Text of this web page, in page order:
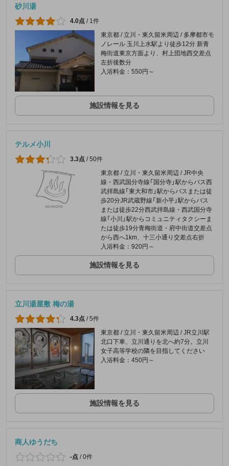
砂川湯
4.0点 / 1件
東京都 / 立川・東久留米周辺 / 多摩都市モ
ノレール 玉川上水駅より徒歩12分 新青
梅街道東京方面より、村上団地西交差点
左折後数分
入浴料金：550円～
施設情報を見る
テルメ小川
3.3点 /50件
東京都 / 立川・東久留米周辺 / JR中央
線・西武国分寺線「国分寺」駅からバス西
武拝島線「東大和市」駅からバスまたは徒
歩20分JR武蔵野線「新小平」駅からバス
または徒歩22分西武拝島線・西武国分寺
線「小川」駅からコミュニティタクシーま
たは徒歩19分青梅街道・府中街道交差点
から西へ1km、十三小通り交差点右折
入浴料金：920円～
施設情報を見る
立川湯屋敷 梅の湯
4.3点 /5件
東京都 / 立川・東久留米周辺 / JR立川駅
北口下車、立川通りを北へ約7分。立川
女子高等学校の隣を目指してください
入浴料金：450円～
施設情報を見る
商人ゆうだち
-点 /0件